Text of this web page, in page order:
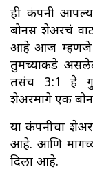
ही कंपनी
बोनस शेअरचं
आहे आज म्हणजे 4
तुमच्याकडे
तसंच 3:1 हे
शेअरमागे एक
या कंपनीचा
आहे. आणि
दिला आहे.